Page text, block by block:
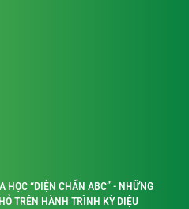
HỌC “DIỆN CHẨN ABC” - NHỮNG
TRÊN HÀNH TRÌNH KỲ DIỆU